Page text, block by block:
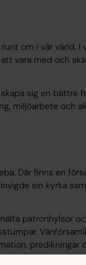
om i vår värld. I
vara med och
sig en bättre
miljöarbete och
Där finns en
sin kyrka
patronhylsor
predikningar